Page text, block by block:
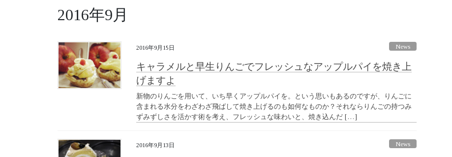
2016年9月
2016年9月15日 News
キャラメルと早生りんごでフレッシュなアップルパイを焼き上
げますよ
新物のりんごを用いて、いち早くアップルパイを。という思いもあるのですが、りんごに
含まれる水分をわざわざ飛ばして焼き上げるのも如何なものか？それならりんごの持つみ
ずみずしさを活かす術を考え、フレッシュな味わいと、焼き込んだ […]
2016年9月13日 News